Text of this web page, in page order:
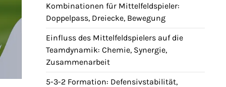
Kombinationen für Mittelfeldspieler:
Doppelpass, Dreiecke, Bewegung
Einfluss des Mittelfeldspielers auf die
Teamdynamik: Chemie, Synergie,
Zusammenarbeit
5-3-2 Formation: Defensivstabilität,